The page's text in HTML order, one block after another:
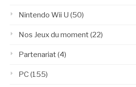
Nintendo Wii U (50)
Nos Jeux du moment(22)
Partenariat(4)
PC(155)